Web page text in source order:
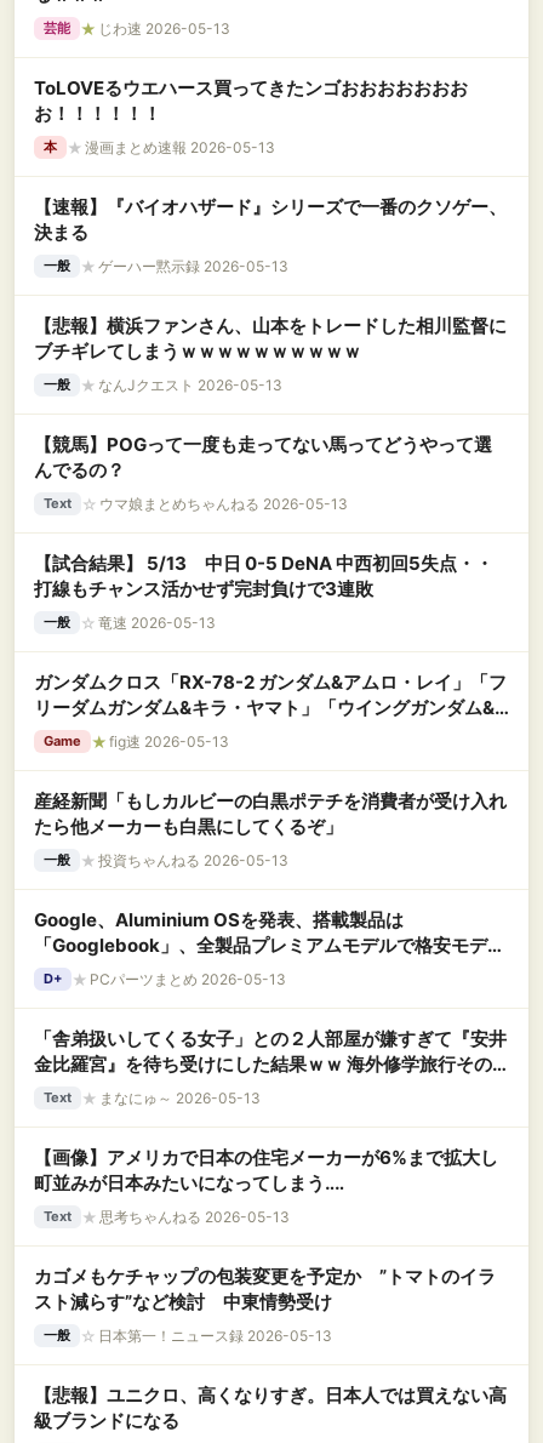
芸能 ★ じわ速 2026-05-13
ToLOVEるウエハース買ってきたンゴおおおおおおお
お！！！！！！
本 ★ 漫画まとめ速報 2026-05-13
【速報】『バイオハザード』シリーズで一番のクソゲー、
決まる
一般 ★ ゲーハー黙示録 2026-05-13
【悲報】横浜ファンさん、山本をトレードした相川監督に
ブチギレてしまうｗｗｗｗｗｗｗｗｗｗ
一般 ★ なんJクエスト 2026-05-13
【競馬】POGって一度も走ってない馬ってどうやって選
んでるの？
Text ☆ ウマ娘まとめちゃんねる 2026-05-13
【試合結果】 5/13 中日 0-5 DeNA 中西初回5失点・・
打線もチャンス活かせず完封負けで3連敗
一般 ☆ 竜速 2026-05-13
ガンダムクロス「RX-78-2 ガンダム&アムロ・レイ」「フ
リーダムガンダム&キラ・ヤマト」「ウイングガンダム&
ヒイロ・ユイ」【発売決定】
Game ★ fig速 2026-05-13
産経新聞「もしカルビーの白黒ポテチを消費者が受け入れ
たら他メーカーも白黒にしてくるぞ」
一般 ★ 投資ちゃんねる 2026-05-13
Google、Aluminium OSを発表、搭載製品は
「Googlebook」、全製品プレミアムモデルで格安モデル
はなし
D+ ★ PCパーツまとめ 2026-05-13
「舎弟扱いしてくる女子」との２人部屋が嫌すぎて『安井
金比羅宮』を待ち受けにした結果ｗｗ 海外修学旅行その
ものが消滅して念願の縁切り成功←効果テキメンすぎて草
Text ★ まなにゅ～ 2026-05-13
【画像】アメリカで日本の住宅メーカーが6%まで拡大し
町並みが日本みたいになってしまう‥‥
Text ★ 思考ちゃんねる 2026-05-13
カゴメもケチャップの包装変更を予定か ”トマトのイラ
スト減らす”など検討 中東情勢受け
一般 ☆ 日本第一！ニュース録 2026-05-13
【悲報】ユニクロ、高くなりすぎ。日本人では買えない高
級ブランドになる